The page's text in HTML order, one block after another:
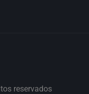
reservados